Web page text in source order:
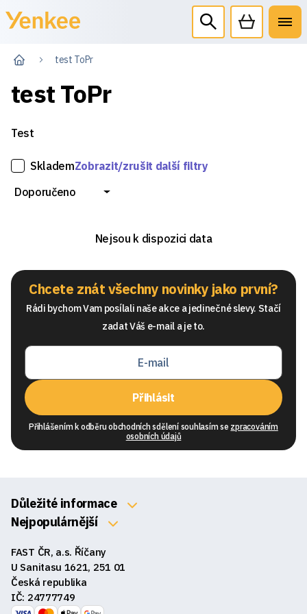
test ToPr
test ToPr
Test
SklademZobrazit/zrušit další filtry
Doporučeno
Nejsou k dispozici data
Chcete znát všechny novinky jako první?
Rádi bychom Vam posílali naše akce a jedinečné slevy. Stačí
zadat Váš e-mail a je to.
Přihlásit
Přihlášením k odběru obchodních sdělení souhlasím se zpracováním
osobních údajů
Důležité informace
O nás
Obchodní podmínky
Reklamace a vrácení zboží
GDPR
Nejpopulárnější
Myši
Sluchátka
Reproduktory
FAST ČR, a.s. Říčany
U Sanitasu 1621, 251 01
Česká republika
IČ: 24777749